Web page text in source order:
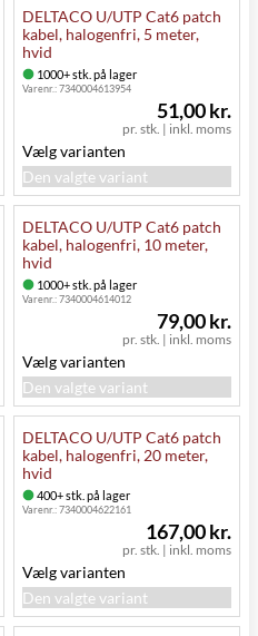
DELTACO U/UTP Cat6 patch
kabel, halogenfri, 5 meter,
hvid
1000+ stk. på lager
Varenr.:7340004613954
pr. stk. | inkl. moms
51,00 kr.
Vælg varianten
Den valgte variant
DELTACO U/UTP Cat6 patch
kabel, halogenfri, 10 meter,
hvid
1000+ stk. på lager
Varenr.:7340004614012
pr. stk. | inkl. moms
79,00 kr.
Vælg varianten
Den valgte variant
DELTACO U/UTP Cat6 patch
kabel, halogenfri, 20 meter,
hvid
400+ stk. på lager
Varenr.:7340004622161
pr. stk. | inkl. moms
167,00 kr.
Vælg varianten
Den valgte variant